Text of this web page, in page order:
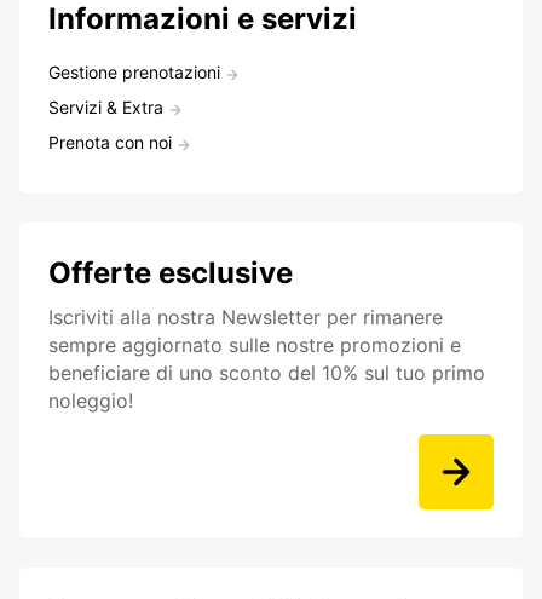
Informazioni e servizi
Gestione prenotazioni
Servizi & Extra
Prenota con noi
Offerte esclusive
Iscriviti alla nostra Newsletter per rimanere
sempre aggiornato sulle nostre promozioni e
beneficiare di uno sconto del 10% sul tuo primo
noleggio!